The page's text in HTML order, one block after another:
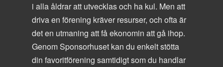
i alla åldrar att utvecklas och ha kul. Men att
driva en förening kräver resurser, och ofta är
det en utmaning att få ekonomin att gå ihop.
Genom Sponsorhuset kan du enkelt stötta
din favoritförening samtidigt som du handlar